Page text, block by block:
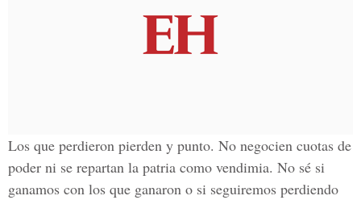
Los que perdieron pierden y punto. No negocien cuotas de
poder ni se repartan la patria como vendimia. No sé si
ganamos con los que ganaron o si seguiremos perdiendo